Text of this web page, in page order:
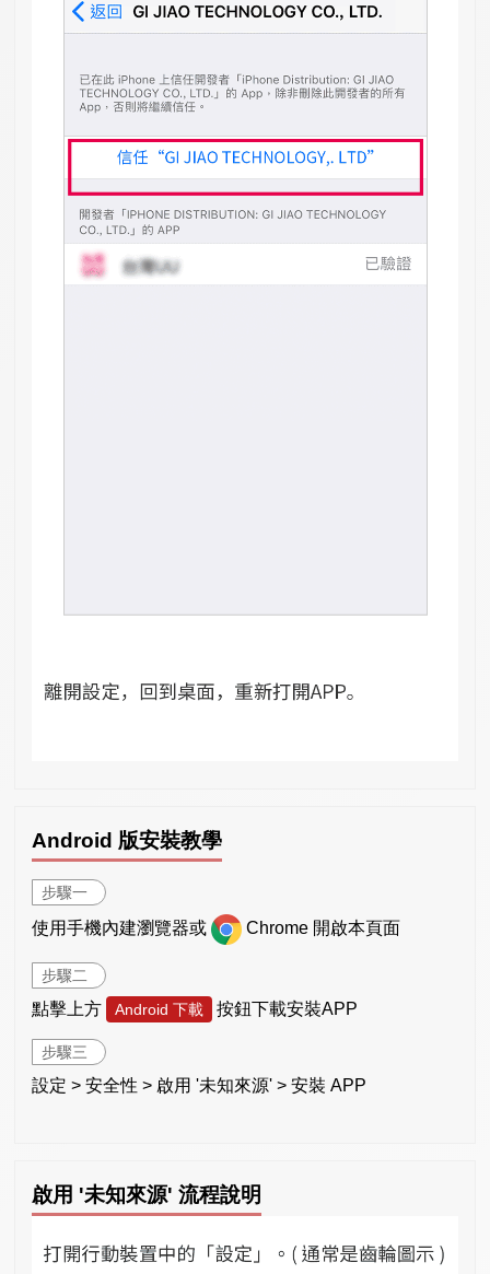
Android 版安裝教學
步驟一
使用手機內建瀏覽器或 Chrome 開啟本頁面
步驟二
點擊上方 Android 下載 按鈕下載安裝APP
步驟三
設定 > 安全性 > 啟用 '未知來源' > 安裝 APP
啟用 '未知來源' 流程說明